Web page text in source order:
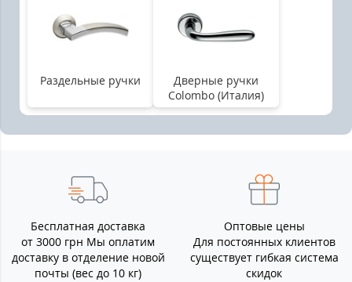
Раздельные ручки
Дверные ручки
Colombo (Италия)
Бесплатная доставка
от 3000 грн Мы оплатим
доставку в отделение новой
почты (вес до 10 кг)
Оптовые цены
Для постоянных клиентов
существует гибкая система
скидок